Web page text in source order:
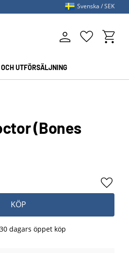
UTFÖRSÄLJNING
Favoriter
Svenska SEK
(Bones
KÖP
Lägg
dagars öppet köp